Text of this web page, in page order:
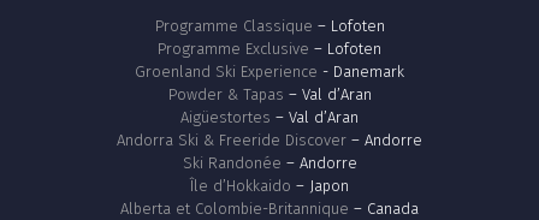
Programme Classique – Lofoten
Programme Exclusive – Lofoten
Groenland Ski Experience - Danemark
Powder & Tapas – Val d’Aran
Aigüestortes – Val d’Aran
Andorra Ski & Freeride Discover – Andorre
Ski Randonée – Andorre
Île d’Hokkaido – Japon
Alberta et Colombie-Britannique – Canada